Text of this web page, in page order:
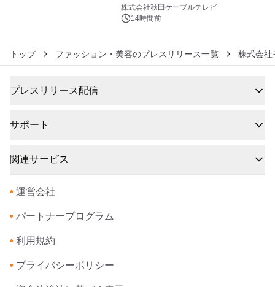
秋田犬の子犬と秋田の四季と名所を巡
るパッケージ～ 9月1日(火)秋田県内で
株式会社秋田ケーブルテレビ
14時間前
トップ ファッション・美容のプレスリリース一覧 株式会社
プレスリリース配信
サポート
関連サービス
• 運営会社
• パートナープログラム
• 利用規約
• プライバシーポリシー